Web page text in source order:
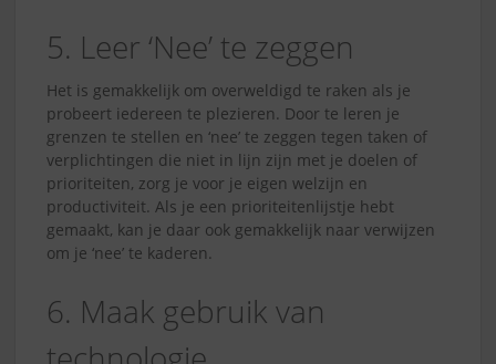
5. Leer ‘Nee’ te zeggen
Het is gemakkelijk om overweldigd te raken als je
probeert iedereen te plezieren. Door te leren je
grenzen te stellen en ‘nee’ te zeggen tegen taken of
verplichtingen die niet in lijn zijn met je doelen of
prioriteiten, zorg je voor je eigen welzijn en
productiviteit. Als je een prioriteitenlijstje hebt
gemaakt, kan je daar ook gemakkelijk naar verwijzen
om je ‘nee’ te kaderen.
6. Maak gebruik van